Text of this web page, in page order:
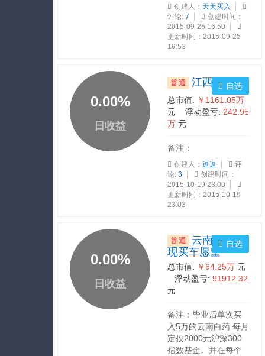
创建人： 天天买入
评论: 7
创建时间：
2015-09-25 16:50
更新时间：2015-09-25
16:53
0.00%
日收益
普通 江西特色
总市值: ￥1161.05万
元 浮动盈亏: 242.95
万 元
备注：
创建人： 逗逗
评
论: 3
创建时间：
2015-10-19 23:00
更新时间：2015-10-19
23:03
自选
0.00%
日收益
普通
云南白药实
现买车愿望
总市值: ￥64.25万 元
浮动盈亏: 91912.32
元
备注：毕业后单次买
入5万的云南白药 每月
定投2000元沪深300
指数基金。并在每个
自选